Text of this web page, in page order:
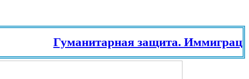
Гуманитарная защита.